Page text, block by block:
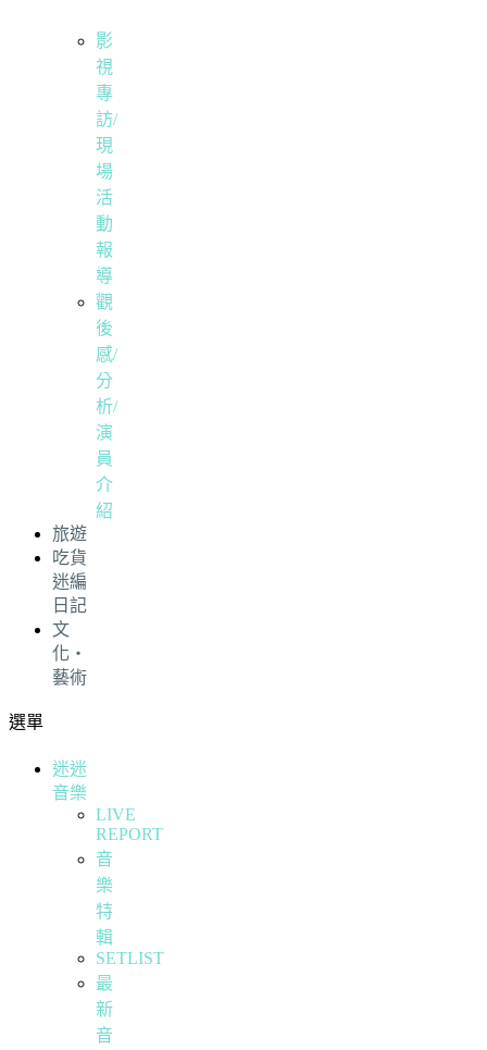
影
視
專
訪/
現
場
活
動
報
導
觀
後
感/
分
析/
演
員
介
紹
旅遊
吃貨
迷編
日記
文
化・
藝術
選單
迷迷
音樂
LIVE
REPORT
音
樂
特
輯
SETLIST
最
新
音